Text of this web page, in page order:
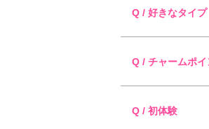
Q / 好きなタイプ
Q / チャームポイ
Q / 初体験